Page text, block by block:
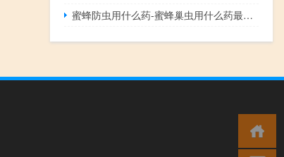
蜜蜂防虫用什么药-蜜蜂巢虫用什么药最有效？